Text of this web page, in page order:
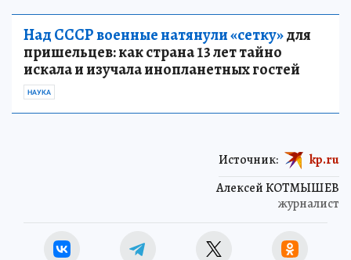
Над СССР военные натянули «сетку»для
пришельцев: как страна 13 лет тайно
искала и изучала инопланетных гостей
НАУКА
Алексей КОТМЫШЕВ
журналист
Источник: kp.ru